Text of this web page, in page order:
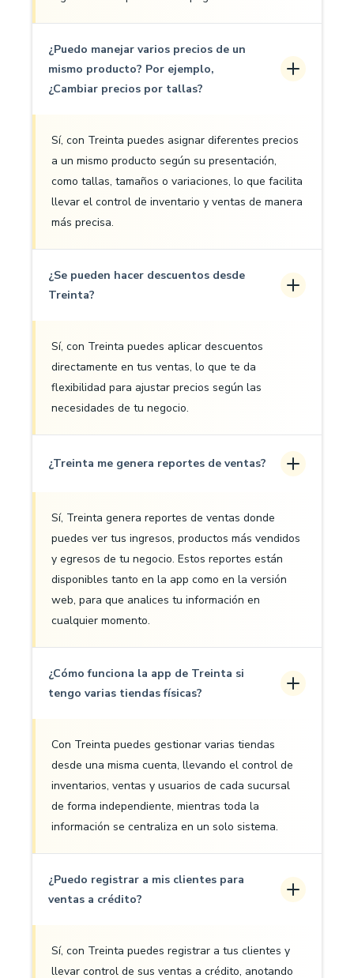
¿Puedo manejar varios precios de un
mismo producto? Por ejemplo,
¿Cambiar precios por tallas?
Sí, con Treinta puedes asignar diferentes precios
a un mismo producto según su presentación,
como tallas, tamaños o variaciones, lo que facilita
llevar el control de inventario y ventas de manera
más precisa.
¿Se pueden hacer descuentos desde
Treinta?
Sí, con Treinta puedes aplicar descuentos
directamente en tus ventas, lo que te da
flexibilidad para ajustar precios según las
necesidades de tu negocio.
¿Treinta me genera reportes de ventas?
Sí, Treinta genera reportes de ventas donde
puedes ver tus ingresos, productos más vendidos
y egresos de tu negocio. Estos reportes están
disponibles tanto en la app como en la versión
web, para que analices tu información en
cualquier momento.
¿Cómo funciona la app de Treinta si
tengo varias tiendas físicas?
Con Treinta puedes gestionar varias tiendas
desde una misma cuenta, llevando el control de
inventarios, ventas y usuarios de cada sucursal
de forma independiente, mientras toda la
información se centraliza en un solo sistema.
¿Puedo registrar a mis clientes para
ventas a crédito?
Sí, con Treinta puedes registrar a tus clientes y
llevar control de sus ventas a crédito, anotando